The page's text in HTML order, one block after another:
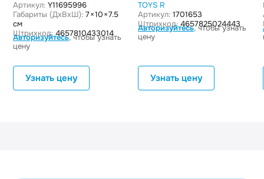
Артикул: Y11695996
Габариты (ДxВxШ): 7 × 10 × 7.5
см
Штрихкод: 4657810433014
Авторизуйтесь, чтобы узнать
цену
Узнать цену
TOYS R
Артикул: 1701653
Штрихкод: 4657825024443
Авторизуйтесь, чтобы узнать
цену
Узнать цену